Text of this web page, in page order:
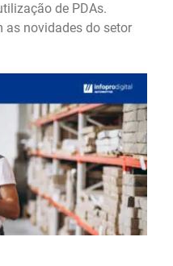
de PDAs.
as novidades do setor